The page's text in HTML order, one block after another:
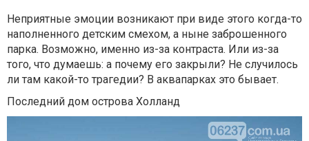
Неприятные эмоции возникают при виде этого когда-то
наполненного детским смехом, а ныне заброшенного
парка. Возможно, именно из-за контраста. Или из-за
того, что думаешь: а почему его закрыли? Не случилось
ли там какой-то трагедии? В аквапарках это бывает.
Последний дом острова Холланд